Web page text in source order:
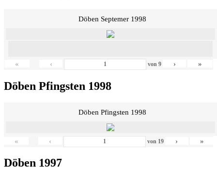
Döben Septemer 1998
« ‹ von9 › »
Döben Pfingsten 1998
Döben Pfingsten 1998
« ‹ von 19 › »
Döben 1997